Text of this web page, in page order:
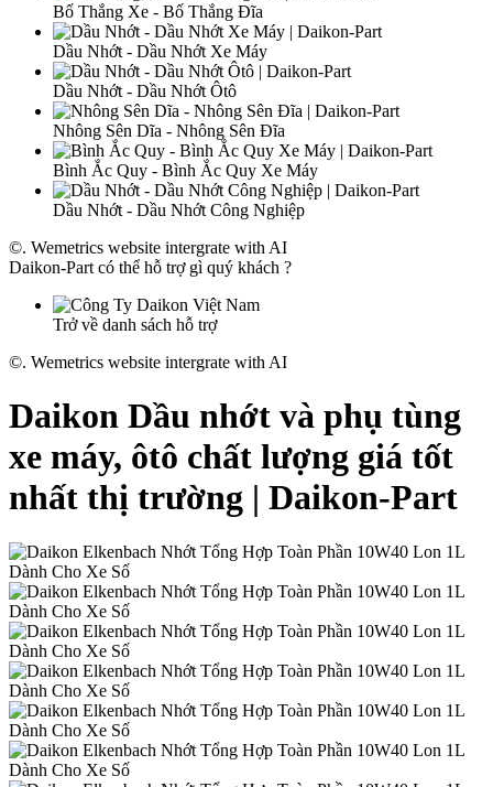
Bố Thắng Xe - Bố Thắng Đĩa
Dầu Nhớt - Dầu Nhớt Xe Máy
Dầu Nhớt - Dầu Nhớt Ôtô
Nhông Sên Dĩa - Nhông Sên Đĩa
Bình Ắc Quy - Bình Ắc Quy Xe Máy
Dầu Nhớt - Dầu Nhớt Công Nghiệp
©. Wemetrics website intergrate with AI
Daikon-Part có thể hỗ trợ gì quý khách ?
Trở về danh sách hỗ trợ
©. Wemetrics website intergrate with AI
Daikon Dầu nhớt và phụ tùng
xe máy, ôtô chất lượng giá tốt
nhất thị trường | Daikon-Part